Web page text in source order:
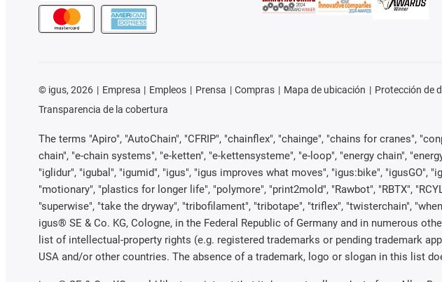
© igus, 2026 Empresa Empleos Prensa Compras Mapa de ubicación Protección de
Transparencia de la cobertura
The terms "Apiro", "AutoChain", "CFRIP", "chainflex", "chainge", "chains for cranes",
chain", "e-chain systems", "e-ketten", "e-kettensysteme", "e-loop", "energy chain",
"iglidur", "igubal", "igumid", "igus", "igus improves what moves", "igus:bike", "igusGO",
"motionary", "plastics for longer life", "polymore", "print2mold", "Rawbot", "RBTX",
"superwise", "take the dryway", "tribofilament", "tribotape", "triflex", "twisterchain",
igus® SE & Co. KG, Cologne, in the Federal Republic of Germany and in numerous
list of intellectual-property rights (e.g. registered trademarks or pending trademark
USA and/or other countries. The absence of a trademark, logo or slogan in this list